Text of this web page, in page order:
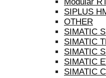
SIPLUS
OTHER
SIMATIC
SIMATIC
SIMATIC
SIMATIC
SIMATIC